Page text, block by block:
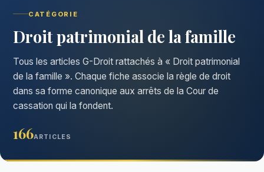
CATÉGORIE
Droit patrimonial de la famille
Tous les articles G-Droit rattachés à « Droit patrimonial
de la famille ». Chaque fiche associe la règle de droit
dans sa forme canonique aux arrêts de la Cour de
cassation qui la fondent.
166ARTICLES